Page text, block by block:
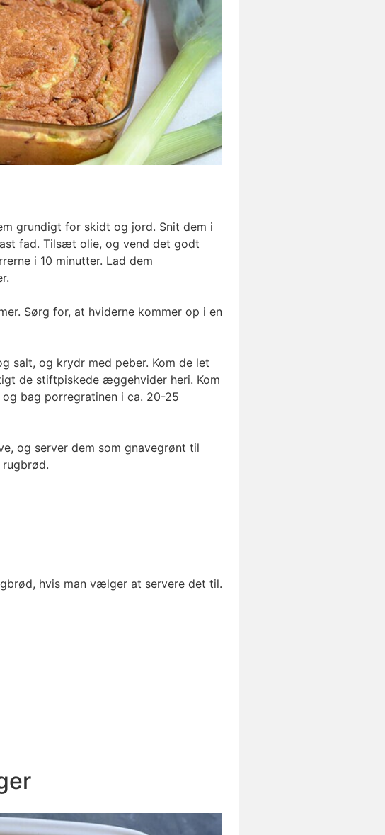
grundigt for skidt og jord. Snit dem i
fad. Tilsæt olie, og vend det godt
i 10 minutter. Lad dem
Sørg for, at hviderne kommer op i en
salt, og krydr med peber. Kom de let
de stiftpiskede æggehvider heri. Kom
bag porregratinen i ca. 20-25
og server dem som gnavegrønt til
hvis man vælger at servere det til.